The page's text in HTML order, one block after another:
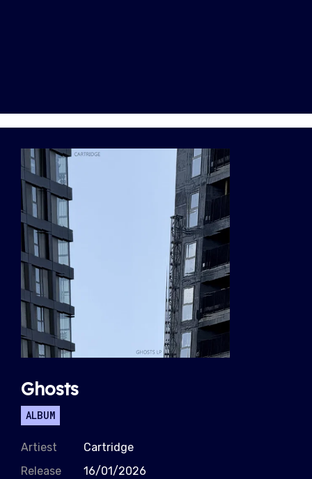
Ghosts
ALBUM
Artiest
Cartridge
Release
16/01/2026